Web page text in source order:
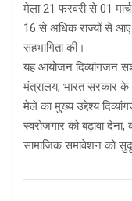
मेला 21 फरवरी से 01
16 से अधिक राज्यों से आए
सहभागिता की।
यह आयोजन दिव्यांगजन
मंत्रालय, भारत सरकार के
मेले का मुख्य उद्देश्य
स्वरोजगार को बढ़ावा
सामाजिक समावेशन को